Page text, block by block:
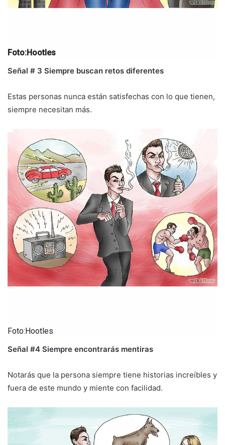
Foto:Hootles
Señal # 3 Siempre buscan retos diferentes
Estas personas nunca están satisfechas con lo que tienen,
siempre necesitan más.
Foto:Hootles
Señal #4 Siempre encontrarás mentiras
Notarás que la persona siempre tiene historias increíbles y
fuera de este mundo y miente con facilidad.